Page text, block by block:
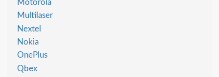
Motorola
Multilaser
Nextel
Nokia
OnePlus
Qbex